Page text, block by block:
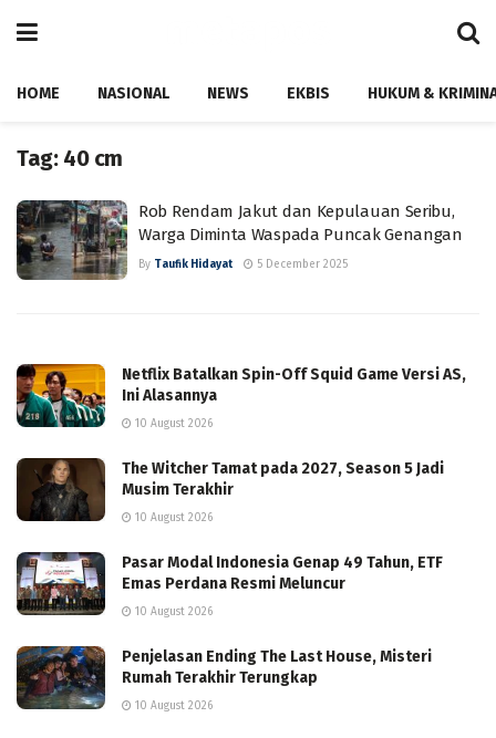
HOME NASIONAL NEWS EKBIS HUKUM &
Tag: 40 cm
Rob Rendam Jakut dan Kepulauan Seribu,
Warga Diminta Waspada Puncak Genangan
By Taufik Hidayat 5 December 2025
Netflix Batalkan Spin-Off Squid Game Versi AS,
Ini Alasannya
10 August 2026
The Witcher Tamat pada 2027, Season 5 Jadi
Musim Terakhir
10 August 2026
Pasar Modal Indonesia Genap 49 Tahun, ETF
Emas Perdana Resmi Meluncur
10 August 2026
Penjelasan Ending The Last House, Misteri
Rumah Terakhir Terungkap
10 August 2026